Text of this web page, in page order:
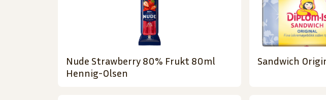
Nude Strawberry 80% Frukt 80ml
Hennig-Olsen
Sandwich